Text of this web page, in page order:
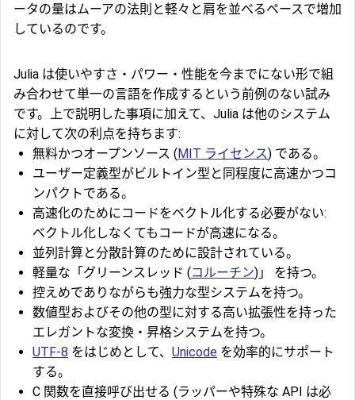
ータの量はムーアの法則と軽々と肩を並べるペースで増加
しているのです。
Julia は使いやすさ・パワー・性能を今までにない形で組
み合わせて単一の言語を作成するという前例のない試み
です。上で説明した事項に加えて、Julia は他のシステム
に対して次の利点を持ちます:
無料かつオープンソース (MIT ライセンス) である。
ユーザー定義型がビルトイン型と同程度に高速かつコ
ンパクトである。
高速化のためにコードをベクトル化する必要がない:
ベクトル化しなくてもコードが高速になる。
並列計算と分散計算のために設計されている。
軽量な「グリーンスレッド (コルーチン)」 を持つ。
控えめでありながらも強力な型システムを持つ。
数値型およびその他の型に対する高い拡張性を持った
エレガントな変換・昇格システムを持つ。
UTF-8 をはじめとして、 Unicode を効率的にサポート
する。
C 関数を直接呼び出せる (ラッパーや特殊な API は必